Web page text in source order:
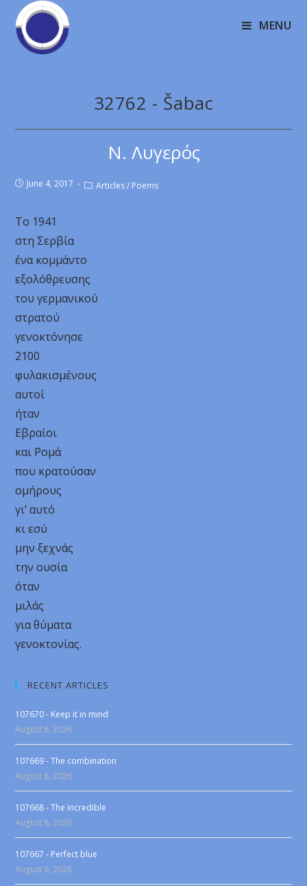
MENU
32762 - Šabac
Ν. Λυγερός
June 4, 2017 Articles / Poems
Το 1941
στη Σερβία
ένα κομμάντο
εξολόθρευσης
του γερμανικού
στρατού
γενοκτόνησε
2100
φυλακισμένους
αυτοί
ήταν
Εβραίοι
και Ρομά
που κρατούσαν
ομήρους
γι’ αυτό
κι εσύ
μην ξεχνάς
την ουσία
όταν
μιλάς
για θύματα
γενοκτονίας.
RECENT ARTICLES
107670 - Keep it in mind
August 8, 2026
107669 - The combination
August 8, 2026
107668 - The incredible
August 8, 2026
107667 - Perfect blue
August 8, 2026